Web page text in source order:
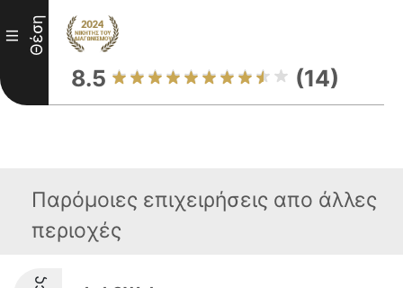
III Θέση
8.5 (14)
Παρόμοιες επιχειρήσεις απο άλλες
περιοχές